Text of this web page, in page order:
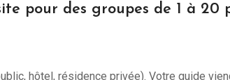
pour des groupes de 1 à 20
hôtel, résidence privée). Votre guide